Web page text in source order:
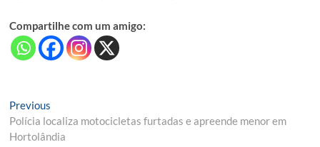
Compartilhe com um amigo:
Navegação
de
Previous
post:
Polícia localiza motocicletas furtadas e apreende menor em
Hortolândia